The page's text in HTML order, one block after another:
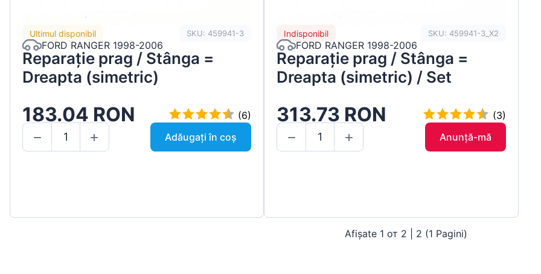
Ultimul disponibil SKU: 459941-3
FORD RANGER 1998-2006
Reparație prag / Stânga =
Dreapta (simetric)
183.04 RON
(6)
Adăugați în coș
Indisponibil SKU: 459941-3_X2
FORD RANGER 1998-2006
Reparație prag / Stânga =
Dreapta (simetric) / Set
313.73 RON
(3)
Anunță-mă
Afișate 1 от 2 | 2 (1 Pagini)